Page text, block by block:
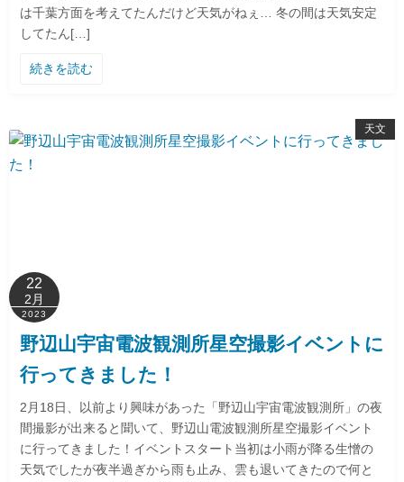
は千葉方面を考えてたんだけど天気がねぇ… 冬の間は天気安定
してたん[…]
続きを読む
天文
22
2月
2023
野辺山宇宙電波観測所星空撮影イベントに
行ってきました！
2月18日、以前より興味があった「野辺山宇宙電波観測所」の夜
間撮影が出来ると聞いて、野辺山電波観測所星空撮影イベント
に行ってきました！イベントスタート当初は小雨が降る生憎の
天気でしたが夜半過ぎから雨も止み、雲も退いてきたので何と